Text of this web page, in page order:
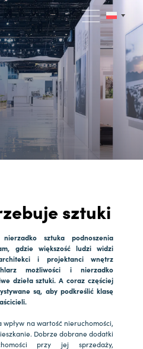
sztuki
sztuka podnoszenia
gdzie większość ludzi widzi
i projektanci wnętrz
możliwości i nierzadko
dzieła sztuki. A coraz częściej
są, aby podkreślić klasę
na wartość nieruchomości,
Dobrze dobrane dodatki
przy jej sprzedaży,